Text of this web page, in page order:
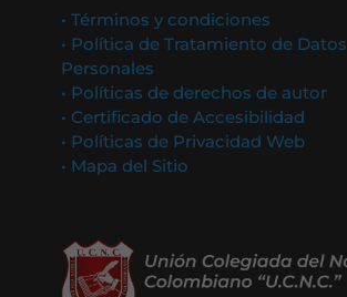
• Términos y condiciones
• Política de Tratamiento de Datos
Personales
• Políticas de derechos de autor
• Certificado de Accesibilidad
• Políticas de Privacidad Web
• Mapa del Sitio